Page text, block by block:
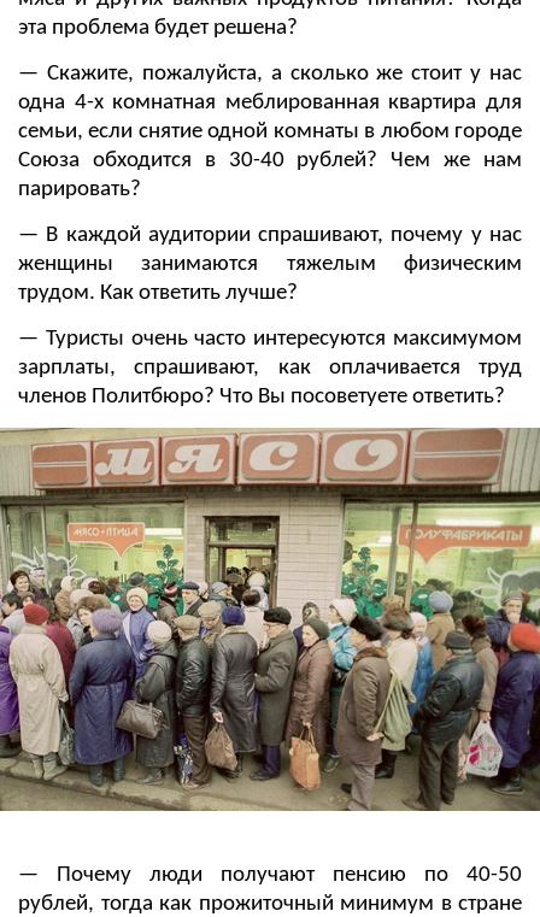
эта проблема будет решена?
— Скажите, пожалуйста, а сколько же стоит у нас
одна 4-х комнатная меблированная квартира для
семьи, если снятие одной комнаты в любом городе
Союза обходится в 30-40 рублей? Чем же нам
парировать?
— В каждой аудитории спрашивают, почему у нас
женщины занимаются тяжелым физическим
трудом. Как ответить лучше?
— Туристы очень часто интересуются максимумом
зарплаты, спрашивают, как оплачивается труд
членов Политбюро? Что Вы посоветуете ответить?
— Почему люди получают пенсию по 40-50
рублей, тогда как прожиточный минимум в стране